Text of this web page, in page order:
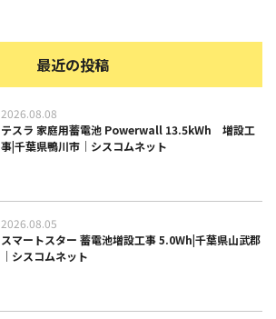
最近の投稿
2026.08.08
テスラ 家庭用蓄電池 Powerwall 13.5kWh 増設工
事|千葉県鴨川市｜シスコムネット
2026.08.05
スマートスター 蓄電池増設工事 5.0Wh|千葉県山武郡
｜シスコムネット